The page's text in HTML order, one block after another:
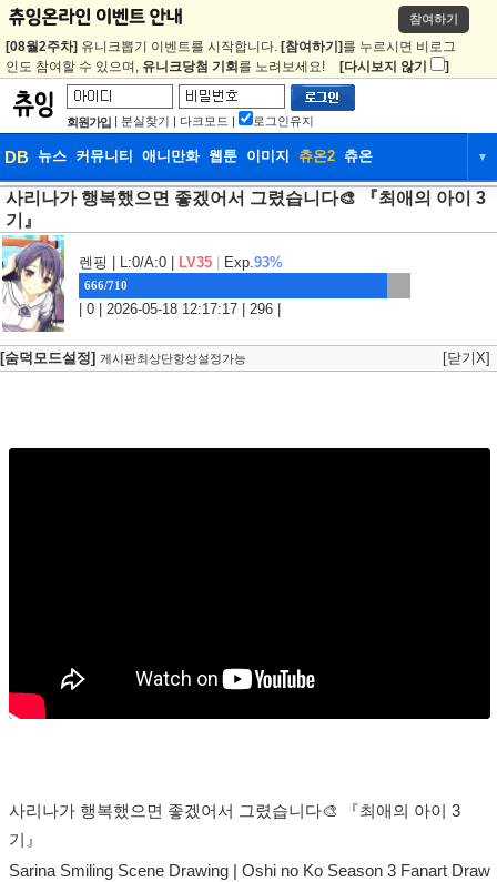
참여하기
[08월2주차] 유니크뽑기 이벤트를 시작합니다. [참여하기] 를 누르시면 비로그
인도 참여할 수 있으며, 유니크당첨 기회 를 노려보세요! [다시보지 않기 ]
회원가입 | 분실찾기 | 다크모드 | 로그인유지
DB 뉴스 커뮤니티 애니만화 웹툰 이미지 츄온2 츄온 ▼
DB 뉴스 커뮤니티 애니만화
웹툰
사리나가 행복했으면 좋겠어서 그렸습니다🎨 『최애의 아이 3
기』
렌핑 | L:0/A:0 | LV35 Exp.93%
666/710
| 0 | 2026-05-18 12:17:17 | 296 |
[숨덕모드설정] 게시판최상단항상설정가능 [닫기X]
사리나가 행복했으면 좋겠어서 그렸습니다🎨 『최애의 아이 3
기』
Sarina Smiling Scene Drawing | Oshi no Ko Season 3 Fanart Draw